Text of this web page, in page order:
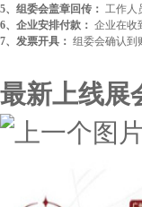
5、组委会盖章回传： 工作人
6、企业安排付款： 企业在收
7、发票开具： 组委会确认到
最新上线展